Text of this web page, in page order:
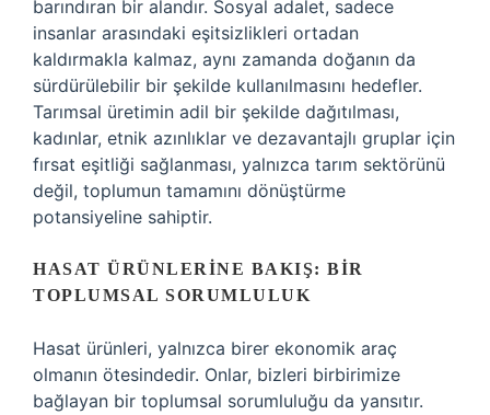
barındıran bir alandır. Sosyal adalet, sadece
insanlar arasındaki eşitsizlikleri ortadan
kaldırmakla kalmaz, aynı zamanda doğanın da
sürdürülebilir bir şekilde kullanılmasını hedefler.
Tarımsal üretimin adil bir şekilde dağıtılması,
kadınlar, etnik azınlıklar ve dezavantajlı gruplar için
fırsat eşitliği sağlanması, yalnızca tarım sektörünü
değil, toplumun tamamını dönüştürme
potansiyeline sahiptir.
HASAT ÜRÜNLERINE BAKIŞ: BIR
TOPLUMSAL SORUMLULUK
Hasat ürünleri, yalnızca birer ekonomik araç
olmanın ötesindedir. Onlar, bizleri birbirimize
bağlayan bir toplumsal sorumluluğu da yansıtır.